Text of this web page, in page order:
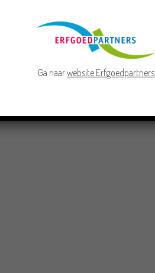
Ga naarwebsite Erfgoedpartners